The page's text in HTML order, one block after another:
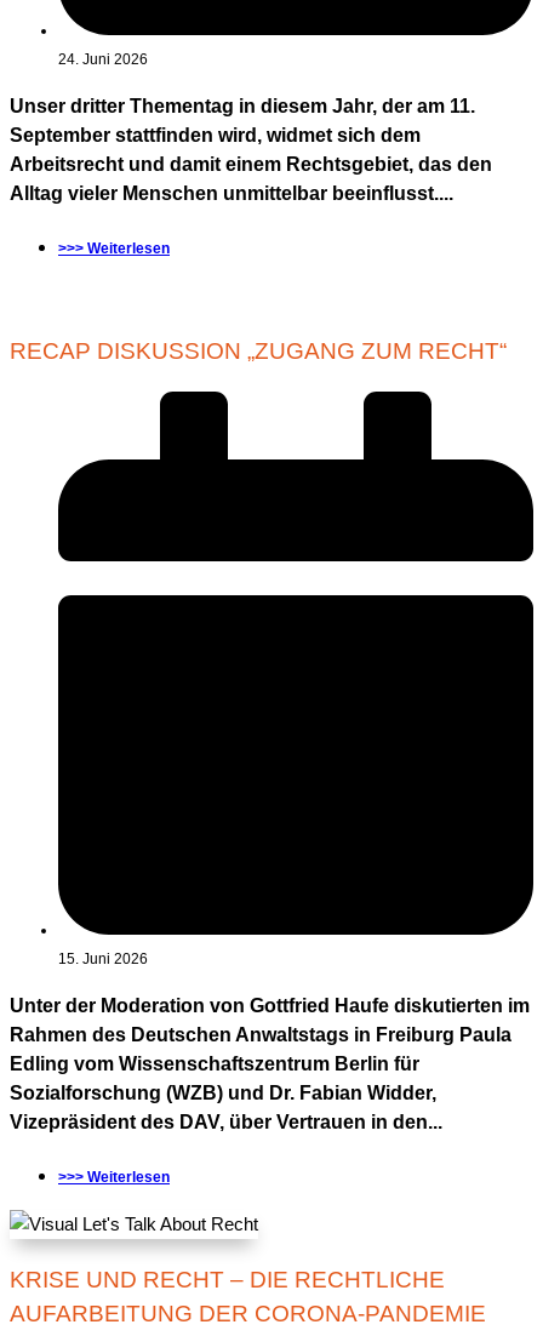
24. Juni 2026
Unser dritter Thementag in diesem Jahr, der am 11.
September stattfinden wird, widmet sich dem
Arbeitsrecht und damit einem Rechtsgebiet, das den
Alltag vieler Menschen unmittelbar beeinflusst....
>>> Weiterlesen
RECAP DISKUSSION „ZUGANG ZUM RECHT“
15. Juni 2026
Unter der Moderation von Gottfried Haufe diskutierten im
Rahmen des Deutschen Anwaltstags in Freiburg Paula
Edling vom Wissenschaftszentrum Berlin für
Sozialforschung (WZB) und Dr. Fabian Widder,
Vizepräsident des DAV, über Vertrauen in den...
>>> Weiterlesen
KRISE UND RECHT – DIE RECHTLICHE
AUFARBEITUNG DER CORONA-PANDEMIE